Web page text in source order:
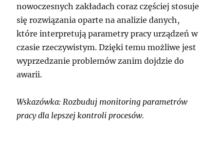
nowoczesnych zakładach coraz częściej stosuje
się rozwiązania oparte na analizie danych,
które interpretują parametry pracy urządzeń w
czasie rzeczywistym. Dzięki temu możliwe jest
wyprzedzanie problemów zanim dojdzie do
awarii.
Wskazówka: Rozbuduj monitoring parametrów
pracy dla lepszej kontroli procesów.